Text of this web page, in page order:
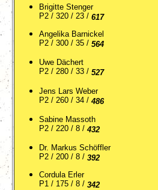
Brigitte Stenger
P2 / 320 / 23 / 617
Angelika Barnickel
P2 / 300 / 35 / 564
Uwe Dächert
P2 / 280 / 33 / 527
Jens Lars Weber
P2 / 260 / 34 / 486
Sabine Massoth
P2 / 220 / 8 / 432
Dr. Markus Schöffler
P2 / 200 / 8 / 392
Cordula Erler
P1 / 175 / 8 / 342